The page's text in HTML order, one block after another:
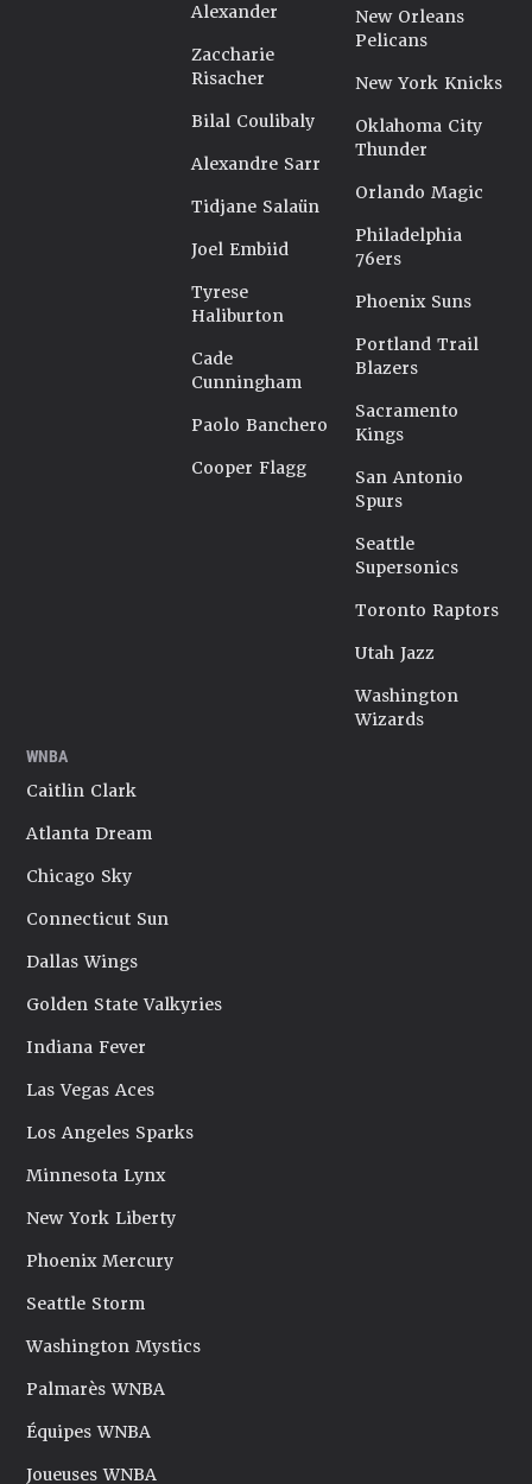
Alexander
Zaccharie
Risacher
Bilal Coulibaly
Alexandre Sarr
Tidjane Salaün
Joel Embiid
Tyrese
Haliburton
Cade
Cunningham
Paolo Banchero
Cooper Flagg
New Orleans
Pelicans
New York Knicks
Oklahoma City
Thunder
Orlando Magic
Philadelphia
76ers
Phoenix Suns
Portland Trail
Blazers
Sacramento
Kings
San Antonio
Spurs
Seattle
Supersonics
Toronto Raptors
Utah Jazz
Washington
Wizards
WNBA
Caitlin Clark
Atlanta Dream
Chicago Sky
Connecticut Sun
Dallas Wings
Golden State Valkyries
Indiana Fever
Las Vegas Aces
Los Angeles Sparks
Minnesota Lynx
New York Liberty
Phoenix Mercury
Seattle Storm
Washington Mystics
Palmarès WNBA
Équipes WNBA
Joueuses WNBA